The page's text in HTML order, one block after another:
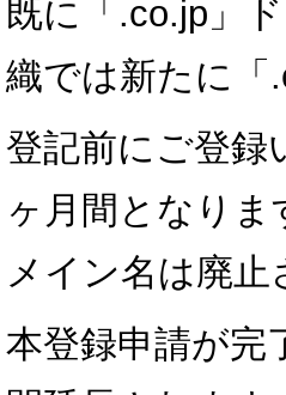
既に「.co.jp」
織では新たに「
登記前にご登録
ヶ月間となり
メイン名は廃
本登録申請が完